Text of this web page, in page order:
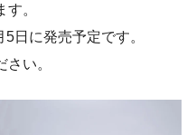
。
日に発売予定です。
い。